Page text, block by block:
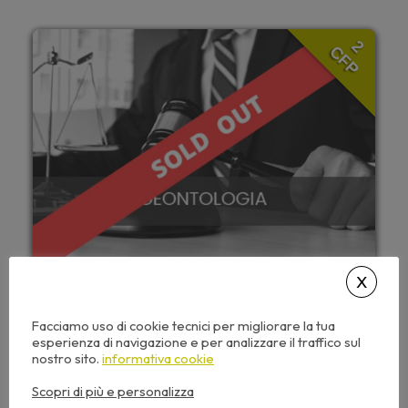
2
CFP
NON PRENOTABILE
Questo seminario include:
Facciamo uso di cookie tecnici per migliorare la tua
esperienza di navigazione e per analizzare il traffico sul
nostro sito. informativa cookie
Scopri di più e personalizza